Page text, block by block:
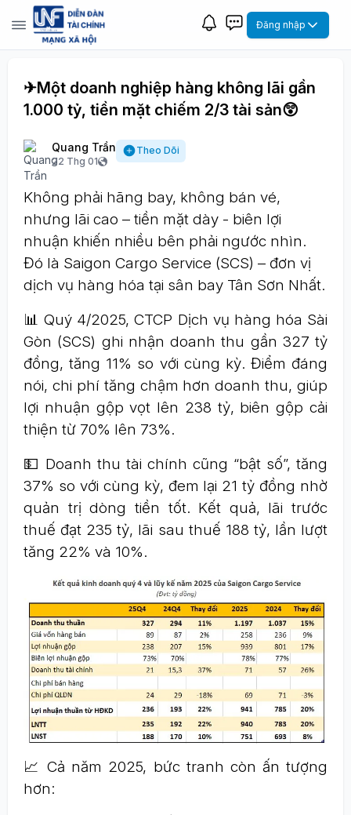
Đăng nhập
✈Một doanh nghiệp hàng không lãi gần
1.000 tỷ, tiền mặt chiếm 2/3 tài sản😲
Quang Trần
22 Thg 01
Theo Dõi
Không phải hãng bay, không bán vé,
nhưng lãi cao – tiền mặt dày - biên lợi
nhuận khiến nhiều bên phải ngước nhìn.
Đó là Saigon Cargo Service (SCS) – đơn vị
dịch vụ hàng hóa tại sân bay Tân Sơn Nhất.
📊 Quý 4/2025, CTCP Dịch vụ hàng hóa Sài
Gòn (SCS) ghi nhận doanh thu gần 327 tỷ
đồng, tăng 11% so với cùng kỳ. Điểm đáng
nói, chi phí tăng chậm hơn doanh thu, giúp
lợi nhuận gộp vọt lên 238 tỷ, biên gộp cải
thiện từ 70% lên 73%.
💵 Doanh thu tài chính cũng “bật số”, tăng
37% so với cùng kỳ, đem lại 21 tỷ đồng nhờ
quản trị dòng tiền tốt. Kết quả, lãi trước
thuế đạt 235 tỷ, lãi sau thuế 188 tỷ, lần lượt
tăng 22% và 10%.
📈 Cả năm 2025, bức tranh còn ấn tượng
hơn: